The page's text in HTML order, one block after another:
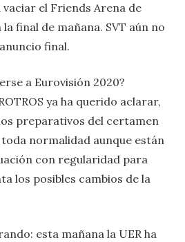
el Friends Arena de
final de mañana. SVT aún no
final.
a Eurovisión 2020?
ya ha querido aclarar,
preparativos del certamen
normalidad aunque están
con regularidad para
los posibles cambios de la
esta mañana la UER ha